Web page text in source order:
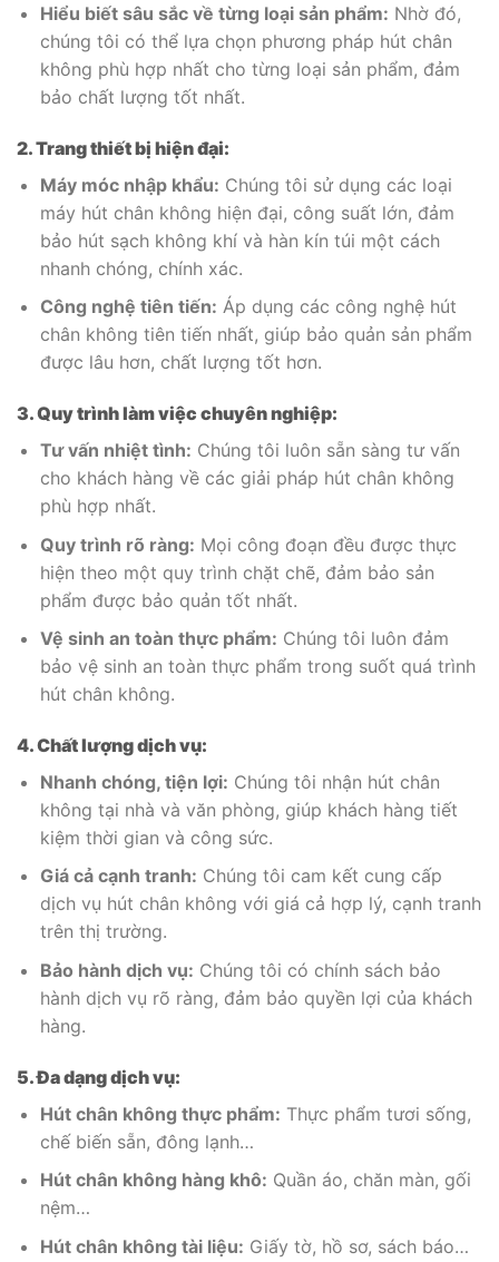
Hiểu biết sâu sắc về từng loại sản phẩm: Nhờ đó,
chúng tôi có thể lựa chọn phương pháp hút chân
không phù hợp nhất cho từng loại sản phẩm, đảm
bảo chất lượng tốt nhất.
2. Trang thiết bị hiện đại:
Máy móc nhập khẩu: Chúng tôi sử dụng các loại
máy hút chân không hiện đại, công suất lớn, đảm
bảo hút sạch không khí và hàn kín túi một cách
nhanh chóng, chính xác.
Công nghệ tiên tiến: Áp dụng các công nghệ hút
chân không tiên tiến nhất, giúp bảo quản sản phẩm
được lâu hơn, chất lượng tốt hơn.
3. Quy trình làm việc chuyên nghiệp:
Tư vấn nhiệt tình: Chúng tôi luôn sẵn sàng tư vấn
cho khách hàng về các giải pháp hút chân không
phù hợp nhất.
Quy trình rõ ràng: Mọi công đoạn đều được thực
hiện theo một quy trình chặt chẽ, đảm bảo sản
phẩm được bảo quản tốt nhất.
Vệ sinh an toàn thực phẩm: Chúng tôi luôn đảm
bảo vệ sinh an toàn thực phẩm trong suốt quá trình
hút chân không.
4. Chất lượng dịch vụ:
Nhanh chóng, tiện lợi: Chúng tôi nhận hút chân
không tại nhà và văn phòng, giúp khách hàng tiết
kiệm thời gian và công sức.
Giá cả cạnh tranh: Chúng tôi cam kết cung cấp
dịch vụ hút chân không với giá cả hợp lý, cạnh tranh
trên thị trường.
Bảo hành dịch vụ: Chúng tôi có chính sách bảo
hành dịch vụ rõ ràng, đảm bảo quyền lợi của khách
hàng.
5. Đa dạng dịch vụ:
Hút chân không thực phẩm: Thực phẩm tươi sống,
chế biến sẵn, đông lạnh…
Hút chân không hàng khô: Quần áo, chăn màn, gối
nệm…
Hút chân không tài liệu: Giấy tờ, hồ sơ, sách báo…